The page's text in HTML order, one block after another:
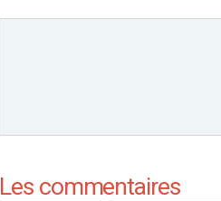
Les commentaires